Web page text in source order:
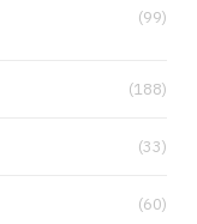
(99)
(188)
(33)
(60)